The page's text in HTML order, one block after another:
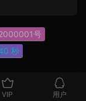
号
秒
VIP 用户